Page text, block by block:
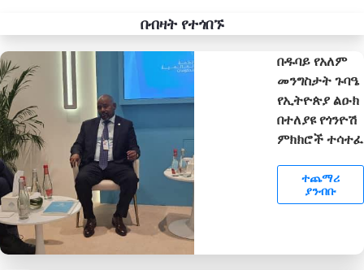
በብዛት የተጎበኙ
በዱባይ የአለም
መንግስታት ጉባዔ
የኢትዮጵያ ልዑክ
በተለያዩ የጎንዮሽ
ምክክሮች ተሳተፈ
ተጨማሪ
ያንብቡ